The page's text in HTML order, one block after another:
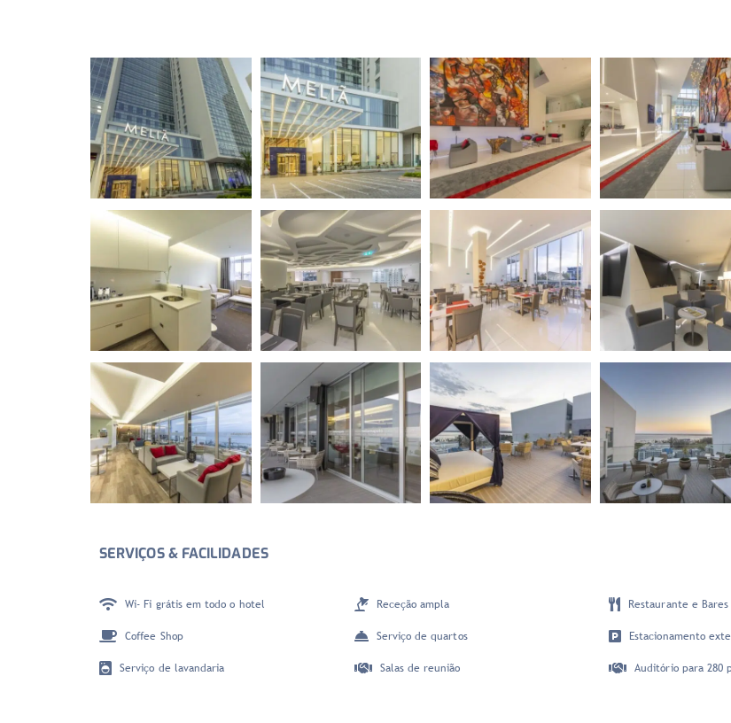
SERVIÇOS & FACILIDADES
Wi- Fi grátis em todo o hotel Receção ampla Restaurante e Bares
Coffee Shop Serviço de quartos Estacionamento
Serviço de lavandaria
Salas de reunião Auditório para 280